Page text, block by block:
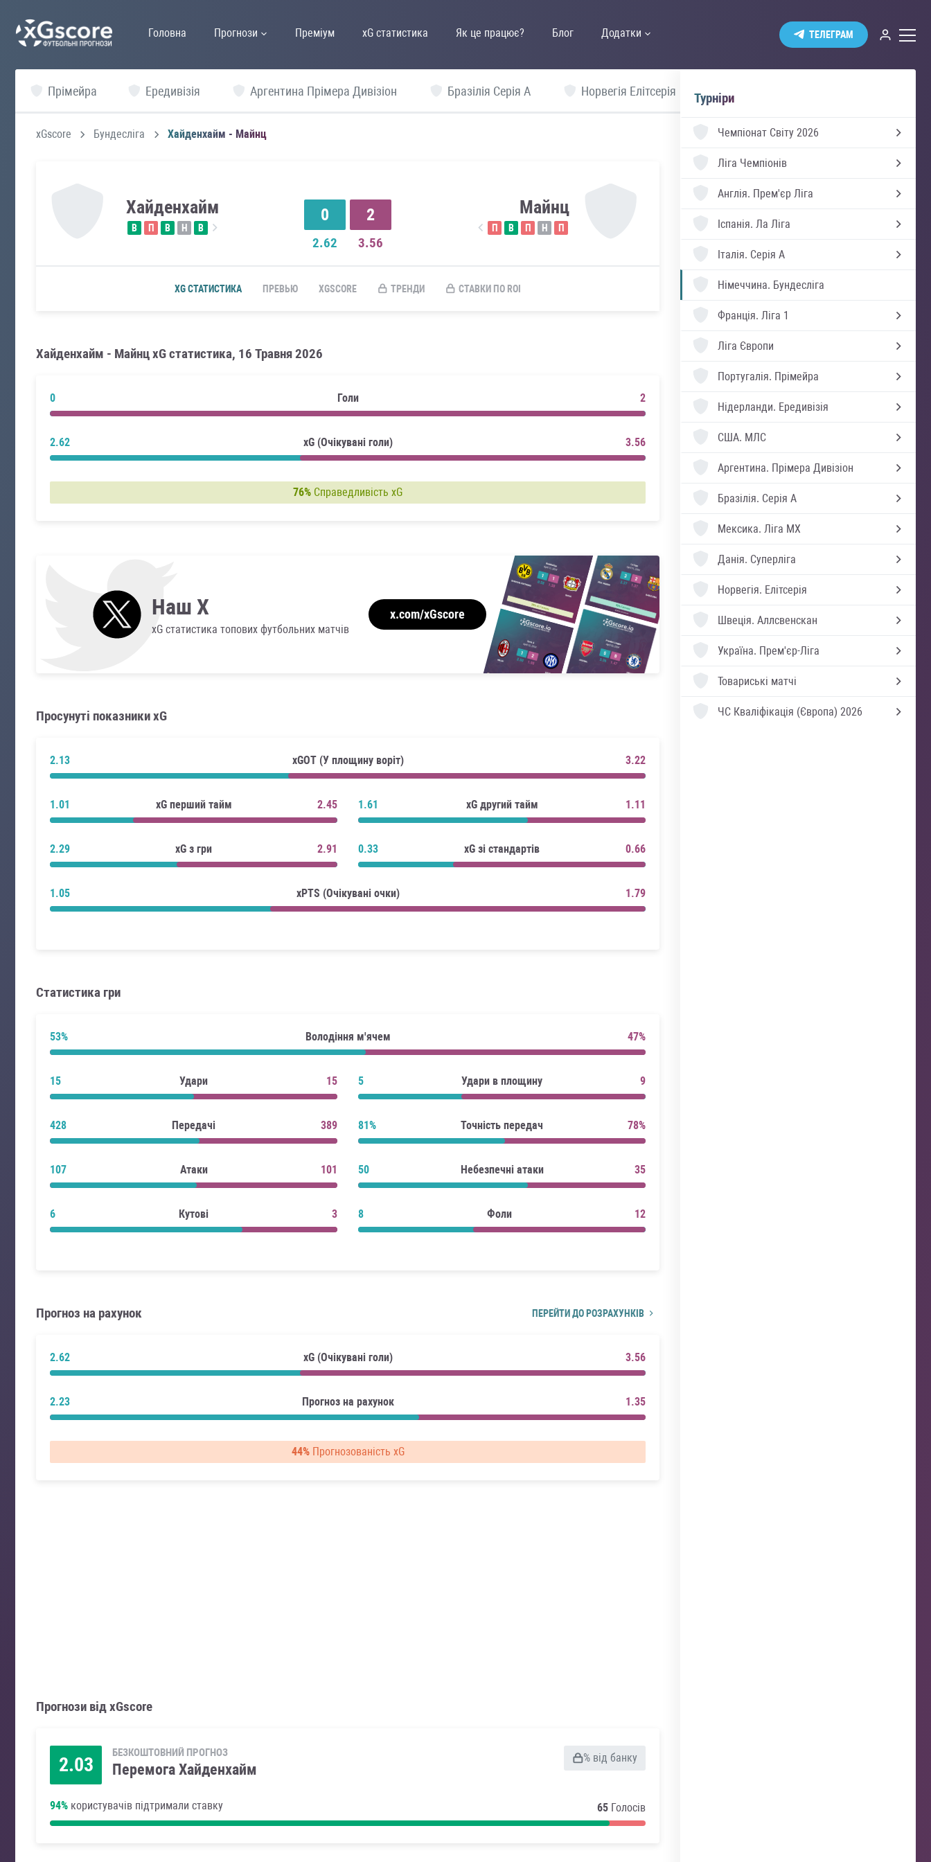
Головна Прогнози Преміум xG статистика Як це працює? Блог Додатки ТЕЛЕГРАМ
Прімейра Ередивізія Аргентина Прімера Дивізіон Бразілія Серія А Норвегія Елітсерія
xGscore Бундесліга Хайденхайм - Майнц
Хайденхайм
В П В Н В
0
2.62
2
3.56
Майнц
П В П Н П
XG СТАТИСТИКА ПРЕВЬЮ XGSCORE ТРЕНДИ СТАВКИ ПО ROI
Хайденхайм - Майнц xG статистика, 16 Травня 2026
0 Голи 2
2.62 xG (Очікувані голи) 3.56
76% Справедливість xG
Наш X
xG статистика топових футбольних матчів
x.com/xGscore
Просунуті показники xG
2.13 xGOT (У площину воріт) 3.22
1.01 xG перший тайм 2.45 1.61 xG другий тайм 1.11
2.29 xG з гри 2.91 0.33 xG зі стандартів 0.66
1.05 xPTS (Очікувані очки) 1.79
Статистика гри
53% Володіння м'ячем 47%
15 Удари 15 5 Удари в площину 9
428 Передачі 389 81% Точність передач 78%
107 Атаки 101 50 Небезпечні атаки 35
6 Кутові 3 8 Фоли 12
Прогноз на рахунок ПЕРЕЙТИ ДО РОЗРАХУНКІВ
2.62 xG (Очікувані голи) 3.56
2.23 Прогноз на рахунок 1.35
44%Прогнозованість xG
Прогнози від xGscore
2.03
БЕЗКОШТОВНИЙ ПРОГНОЗ
Перемога Хайденхайм
% від банку
94% користувачів підтримали ставку 65 Голосів
Турніри
Чемпіонат Світу 2026
Ліга Чемпіонів
Англія. Прем'єр Ліга
Іспанія. Ла Ліга
Італія. Серія А
Німеччина. Бундесліга
Франція. Ліга 1
Ліга Європи
Португалія. Прімейра
Нідерланди. Ередивізія
США. МЛС
Аргентина. Прімера Дивізіон
Бразілія. Серія А
Мексика. Ліга MX
Данія. Суперліга
Норвегія. Елітсерія
Швеція. Аллсвенскан
Україна. Прем'єр-Ліга
Товариські матчі
ЧС Кваліфікація (Європа) 2026